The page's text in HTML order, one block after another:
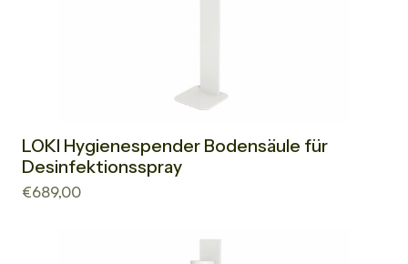
LOKI Hygienespender Bodensäule für
Desinfektionsspray
€689,00